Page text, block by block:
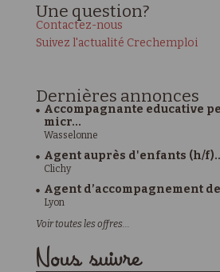
Une question?
Contactez-nous
Suivez l'actualité Crechemploi
Dernières annonces
Accompagnante educative
micr...
Wasselonne
Agent auprès d'enfants (h/
Clichy
Agent d’accompagnement
Lyon
Voir toutes les offres...
Nous suivre